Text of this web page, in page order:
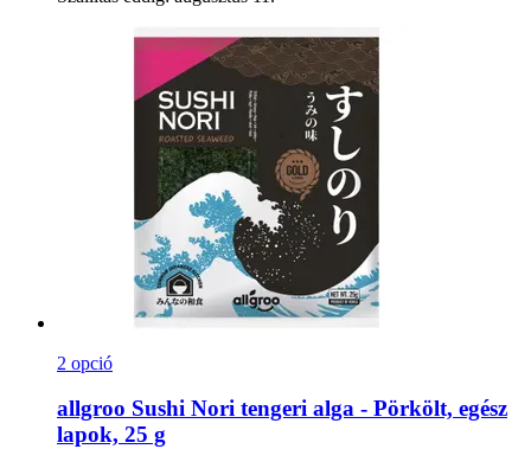
2 opció
allgroo Sushi Nori tengeri alga -​ Pörkölt, egész
lapok, 25 g